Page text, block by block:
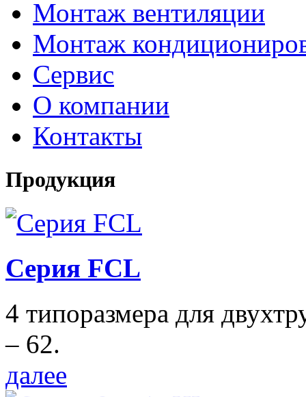
Монтаж вентиляции
Монтаж
Сервис
О компании
Контакты
Продукция
Серия FCL
4 типоразмера для
– 62.
далее